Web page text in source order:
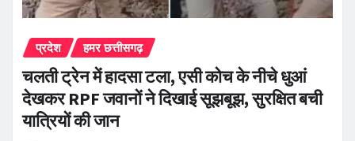
प्रदेश हमर छत्तीसगढ़
चलती ट्रेन में हादसा टला, एसी कोच के नीचे धुआं
देखकर RPF जवानों ने दिखाई सूझबूझ, सुरक्षित बची
यात्रियों की जान